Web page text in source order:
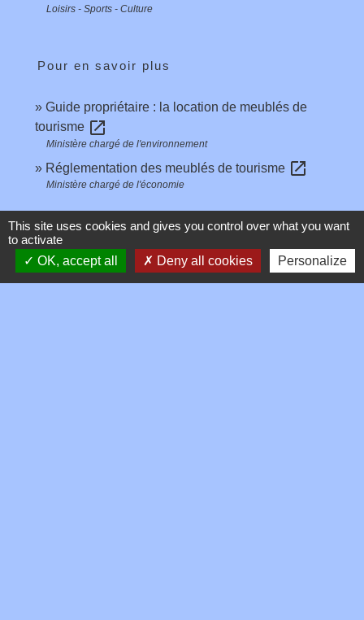
Loisirs - Sports - Culture
Pour en savoir plus
Guide propriétaire : la location de meublés de
tourisme open_in_new
Ministère chargé de l'environnement
Réglementation des meublés de tourisme open_in_new
Ministère chargé de l'économie
Signaler une erreur sur cette page
This site uses cookies and gives you control over what you want
to activate
OK, accept all
Deny all cookies Personalize